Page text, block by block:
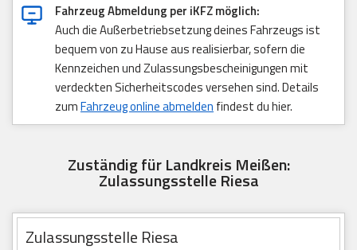
Fahrzeug Abmeldung per iKFZ möglich:
Auch die Außerbetriebsetzung deines Fahrzeugs ist
bequem von zu Hause aus realisierbar, sofern die
Kennzeichen und Zulassungsbescheinigungen mit
verdeckten Sicherheitscodes versehen sind. Details
zumFahrzeug online abmelden findest du hier.
Zuständig für Landkreis Meißen:
Zulassungsstelle Riesa
Zulassungsstelle Riesa